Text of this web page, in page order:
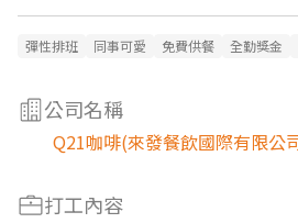
彈性排班 同事可愛 免費供餐 全勤獎金
公司名稱
Q21咖啡(來發餐飲國際有限公
打工內容